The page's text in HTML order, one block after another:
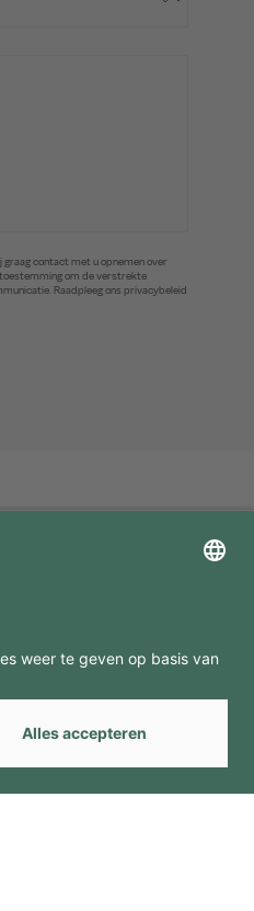
contact met u opnemen over
toestemming om de verstrekte
Raadpleeg ons privacybeleid
byWebcomum